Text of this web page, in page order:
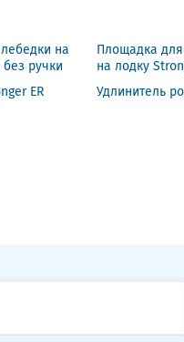
на
ручки
Площадка
на лодку
ER Удлинитель